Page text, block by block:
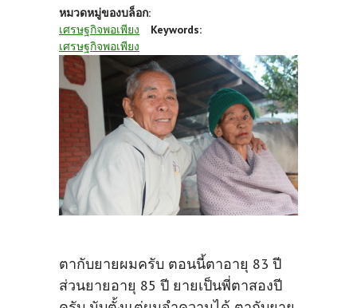
หมวดหมู่ของบล็อก:
เศรษฐกิจพอเพียง
Keywords:
เศรษฐกิจพอเพียง
ตากับยายผมครับ ตอนนี้ตาอายุ 83 ปี
ส่วนยายอายุ 85 ปี ยายเป็นพี่ตาสองปี